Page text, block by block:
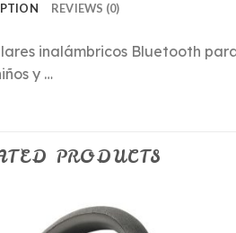
REVIEWS (0)
inalámbricos Bluetooth
y …
PRODUCTS